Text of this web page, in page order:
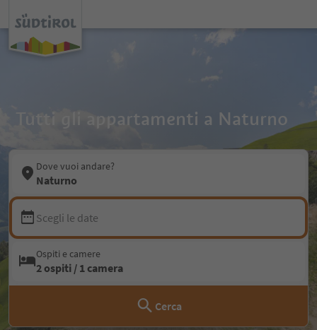
Tutti gli appartamenti a Naturno
Dove vuoi andare?
Naturno
Scegli le date
Ospiti e camere
2 ospiti / 1 camera
Cerca